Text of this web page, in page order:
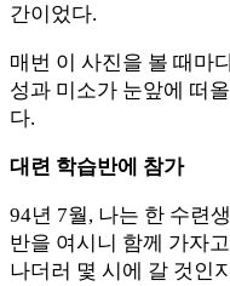
간이었다.
매번 이 사진을 볼 때마
성과 미소가 눈앞에 떠
다.
대련 학습반에 참가
94년 7월, 나는 한 수련
반을 여시니 함께 가자
나더러 몇 시에 갈 것인